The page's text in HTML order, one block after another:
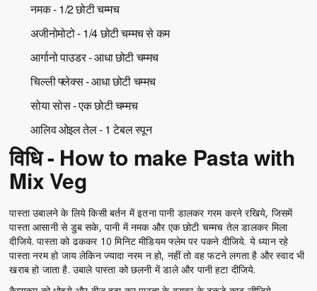
नमक - 1/2 छोटी चम्मच
अजीनोमोटो - 1/4 छोटी चम्मच से कम
आर्गानो पाउडर - आधा छोटी चम्मच
चिल्ली फ्लेक्स - आधा छोटी चम्मच
सोया सोस - एक छोटी चम्मच
आलिव ओइल तेल - 1 टेबल स्पून
विधि - How to make Pasta with
Mix Veg
पास्ता उबालने के लिये किसी बर्तन में इतना पानी डालकर गरम करने रखिये, जिसमें
पास्ता आसानी से डुब सके, पानी में नमक और एक छोटी चम्मच तेल डालकर मिला
दीजिये. पास्ता को ढककर 10 मिनिट मीडियम फ्लेम पर पकने दीजिये. ये ध्यान रहे
पास्ता नरम हो जाय लेकिन ज्यादा नरम न हो, नहीं तो वह फटने लगता है और स्वाद भी
खराब हो जाता है. उबाले पास्ता को छलनी में डाले और पानी हटा दीजिये.